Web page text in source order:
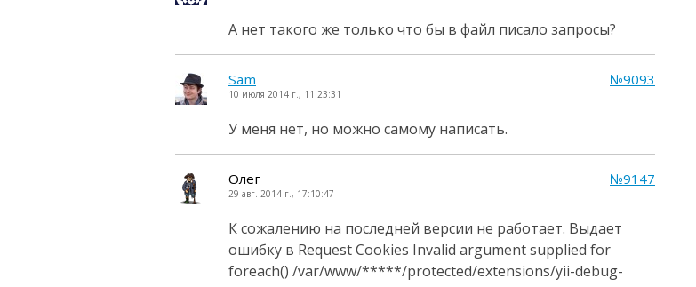
А нет такого же только что бы в файл писало запросы?
№9093
Sam
10 июля 2014 г., 11:23:31
У меня нет, но можно самому написать.
№9147
Олег
29 авг. 2014 г., 17:10:47
К сожалению на последней версии не работает. Выдает
ошибку в Request Cookies Invalid argument supplied for
foreach() /var/www/*****/protected/extensions/yii-debug-